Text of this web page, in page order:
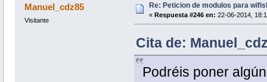
Manuel_cdz85
Visitante
Re: Peticion de modulos para
« Respuesta #246 en: 22-06-2014,
Cita de:
Podréis poner